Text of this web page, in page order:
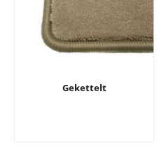
Gekettelt